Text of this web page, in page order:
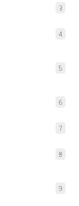
3
4
5
6
7
8
9